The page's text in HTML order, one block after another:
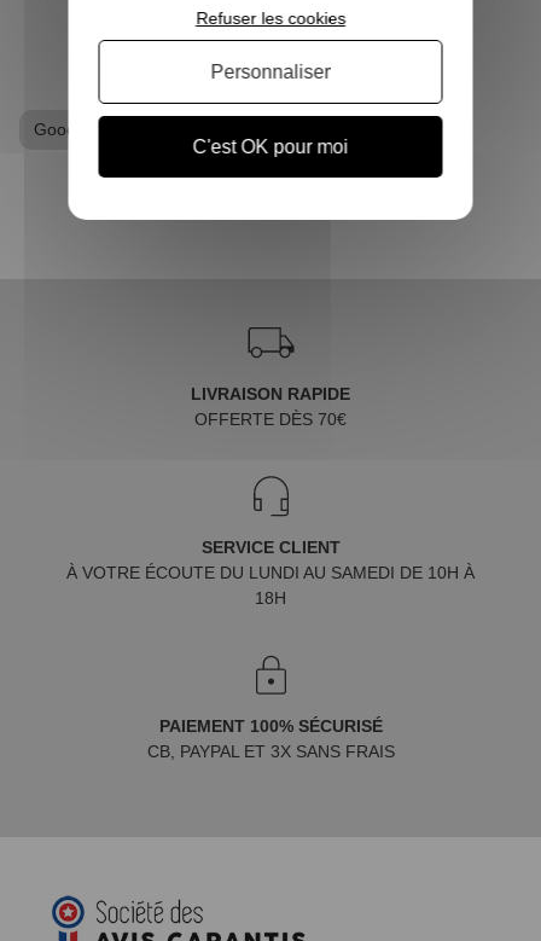
VOIR L'ARTICLE
Goodies Retour vers le Futur
LIVRAISON RAPIDE
OFFERTE DÈS 70€
SERVICE CLIENT
À VOTRE ÉCOUTE DU LUNDI AU SAMEDI DE 10H À
18H
PAIEMENT 100% SÉCURISÉ
CB, PAYPAL ET 3X SANS FRAIS
C'est OK pour moi
Refuser les cookies
Personnaliser